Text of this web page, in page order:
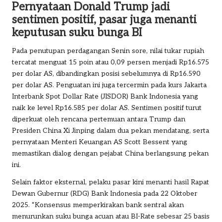
Pernyataan Donald Trump jadi
sentimen positif, pasar juga menanti
keputusan suku bunga BI
Pada penutupan perdagangan Senin sore, nilai tukar rupiah
tercatat menguat 15 poin atau 0,09 persen menjadi Rp16.575
per dolar AS, dibandingkan posisi sebelumnya di Rp16.590
per dolar AS. Penguatan ini juga tercermin pada kurs Jakarta
Interbank Spot Dollar Rate (JISDOR) Bank Indonesia yang
naik ke level Rp16.585 per dolar AS. Sentimen positif turut
diperkuat oleh rencana pertemuan antara Trump dan
Presiden China Xi Jinping dalam dua pekan mendatang, serta
pernyataan Menteri Keuangan AS Scott Bessent yang
memastikan dialog dengan pejabat China berlangsung pekan
ini.
Selain faktor eksternal, pelaku pasar kini menanti hasil Rapat
Dewan Gubernur (RDG) Bank Indonesia pada 22 Oktober
2025. “Konsensus memperkirakan bank sentral akan
menurunkan suku bunga acuan atau BI-Rate sebesar 25 basis